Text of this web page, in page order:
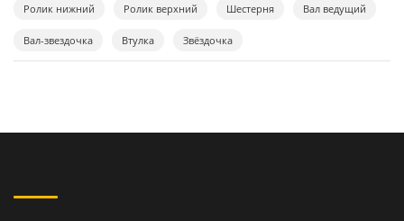
Ролик нижний Ролик верхний Шестерня Вал ведущий
Вал-звездочка Втулка Звёздочка